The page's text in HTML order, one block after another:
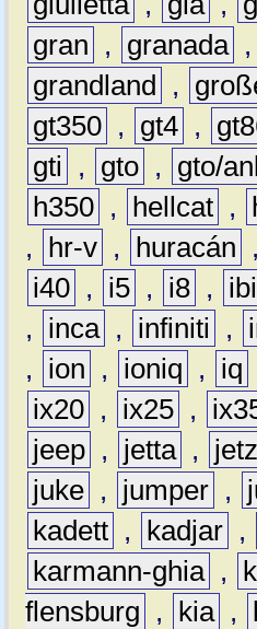
gran
, granada ,
grandland
,
gt350 , gt4 ,
gti
, gto , gto/
h350 , hellcat ,
,
hr-v , huracán ,
i40 , i5 , i8 ,
,
inca , infiniti ,
,
ion , ioniq , iq
ix20 , ix25 ,
jeep , jetta ,
juke , jumper ,
kadett , kadjar ,
karmann-ghia ,
flensburg
, kia ,